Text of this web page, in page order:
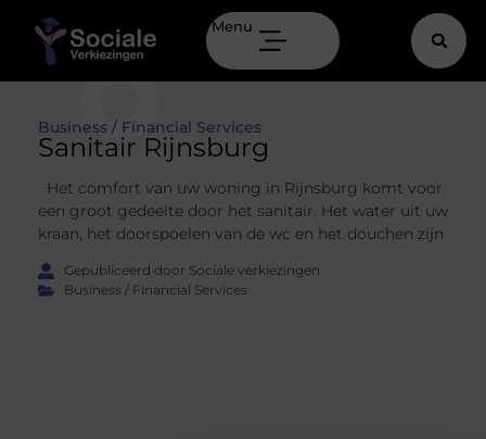
Menu
Business / Financial Services
Sanitair Rijnsburg
Het comfort van uw woning in Rijnsburg komt voor
een groot gedeelte door het sanitair. Het water uit uw
kraan, het doorspoelen van de wc en het douchen zijn
Gepubliceerd door Sociale verkiezingen
Business / Financial Services